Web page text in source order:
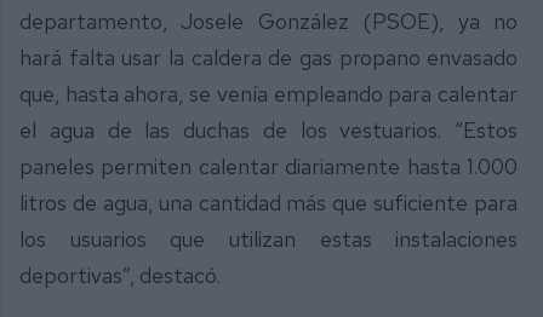
departamento, Josele González (PSOE), ya no
hará falta usar la caldera de gas propano envasado
que, hasta ahora, se venía empleando para calentar
el agua de las duchas de los vestuarios. “Estos
paneles permiten calentar diariamente hasta 1.000
litros de agua, una cantidad más que suficiente para
los usuarios que utilizan estas instalaciones
deportivas”, destacó.